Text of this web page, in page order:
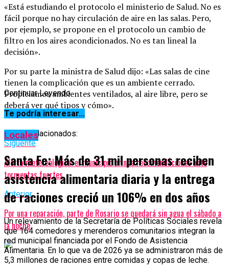
«Está estudiando el protocolo el ministerio de Salud. No es
fácil porque no hay circulación de aire en las salas. Pero,
por ejemplo, se propone en el protocolo un cambio de
filtro en los aires acondicionados. No es tan lineal la
decisión».
Por su parte la ministra de Salud dijo: «Las salas de cine
tienen la complicación que es un ambiente cerrado.
Propiciamos ambientes ventilados, al aire libre, pero se
deberá ver qué tipos y cómo».
Temas relacionados:
Siguente
Alerta metereológica: el municipio brinda recomendaciones ante
tormentas fuertes
Anterior
Por una reparación, parte de Rosario se quedará sin agua el sábado a
la noche
Continuar Leyendo
Te podría interesar...
Locales
Santa Fe: Más de 31 mil personas reciben
asistencia alimentaria diaria y la entrega
de raciones creció un 106% en dos años
Un relevamiento de la Secretaría de Políticas Sociales revela
que 164 comedores y merenderos comunitarios integran la
red municipal financiada por el Fondo de Asistencia
Alimentaria. En lo que va de 2026 ya se administraron más de
5,3 millones de raciones entre comidas y copas de leche.